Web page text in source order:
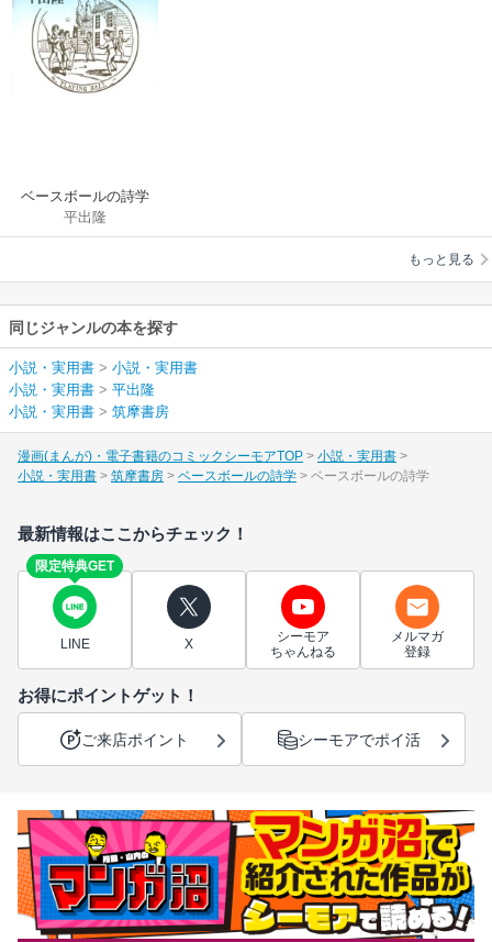
ベースボールの詩学
平出隆
もっと見る
同じジャンルの本を探す
小説・実用書 > 小説・実用書
小説・実用書 > 平出隆
小説・実用書 > 筑摩書房
漫画(まんが)・電子書籍のコミックシーモアTOP
小説・実用書
小説・実用書
筑摩書房 ベースボールの詩学 ベースボールの詩学
最新情報はここからチェック！
限定特典GET
LINE X
シーモア
ちゃんねる
メルマガ
登録
お得にポイントゲット！
ご来店ポイント シーモアでポイ活